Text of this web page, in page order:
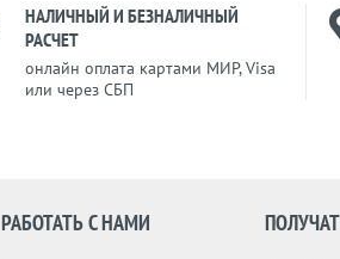
НАЛИЧНЫЙ И БЕЗНАЛИЧНЫЙ
РАСЧЕТ
онлайн оплата картами МИР, Visa
или через СБП
РАБОТАТЬ С НАМИ